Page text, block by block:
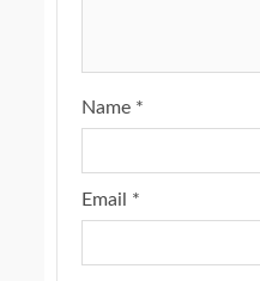
Name *
Email *